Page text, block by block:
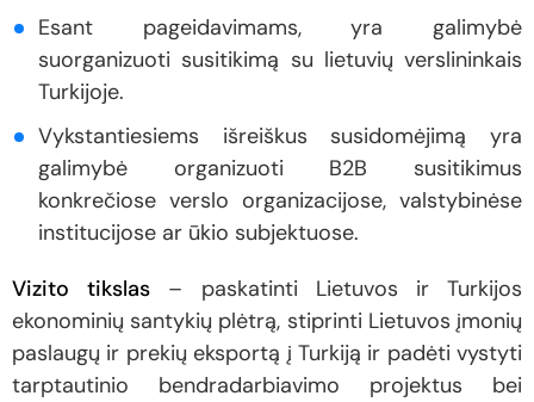
Esant pageidavimams, yra galimybė
suorganizuoti susitikimą su lietuvių verslininkais
Turkijoje.
Vykstantiesiems išreiškus susidomėjimą yra
galimybė organizuoti B2B susitikimus
konkrečiose verslo organizacijose, valstybinėse
institucijose ar ūkio subjektuose.
Vizito tikslas – paskatinti Lietuvos ir Turkijos
ekonominių santykių plėtrą, stiprinti Lietuvos įmonių
paslaugų ir prekių eksportą į Turkiją ir padėti vystyti
tarptautinio bendradarbiavimo projektus bei